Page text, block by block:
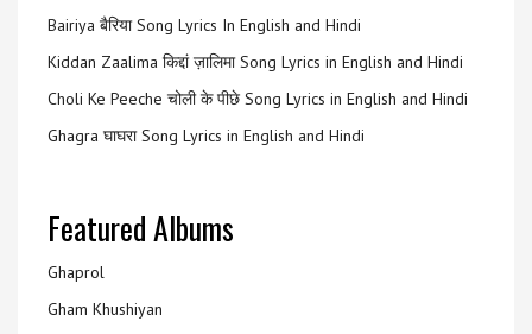
Bairiya बैरिया Song Lyrics In English and Hindi
Kiddan Zaalima किद्दां ज़ालिमा Song Lyrics in English and Hindi
Choli Ke Peeche चोली के पीछे Song Lyrics in English and Hindi
Ghagra घाघरा Song Lyrics in English and Hindi
Featured Albums
Ghaprol
Gham Khushiyan